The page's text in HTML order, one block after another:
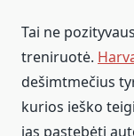
Tai ne
treniruotė.
dešimtmečius
kurios ieško
jas pastebėti